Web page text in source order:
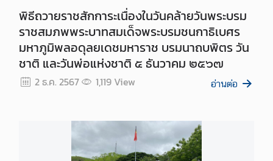
ะ
เ
ท
ศ
พิธีถวายราชสักการะเนื่องในวันคล้ายวันพระบรม
ราชสมภพพระบาทสมเด็จพระบรมชนกาธิเบศร
มหาภูมิพลอดุลยเดชมหาราช บรมนาถบพิตร วัน
ชาติ และวันพ่อแห่งชาติ ๕ ธันวาคม ๒๕๖๗
2 ธ.ค. 2567 1,119View อ่านต่อ